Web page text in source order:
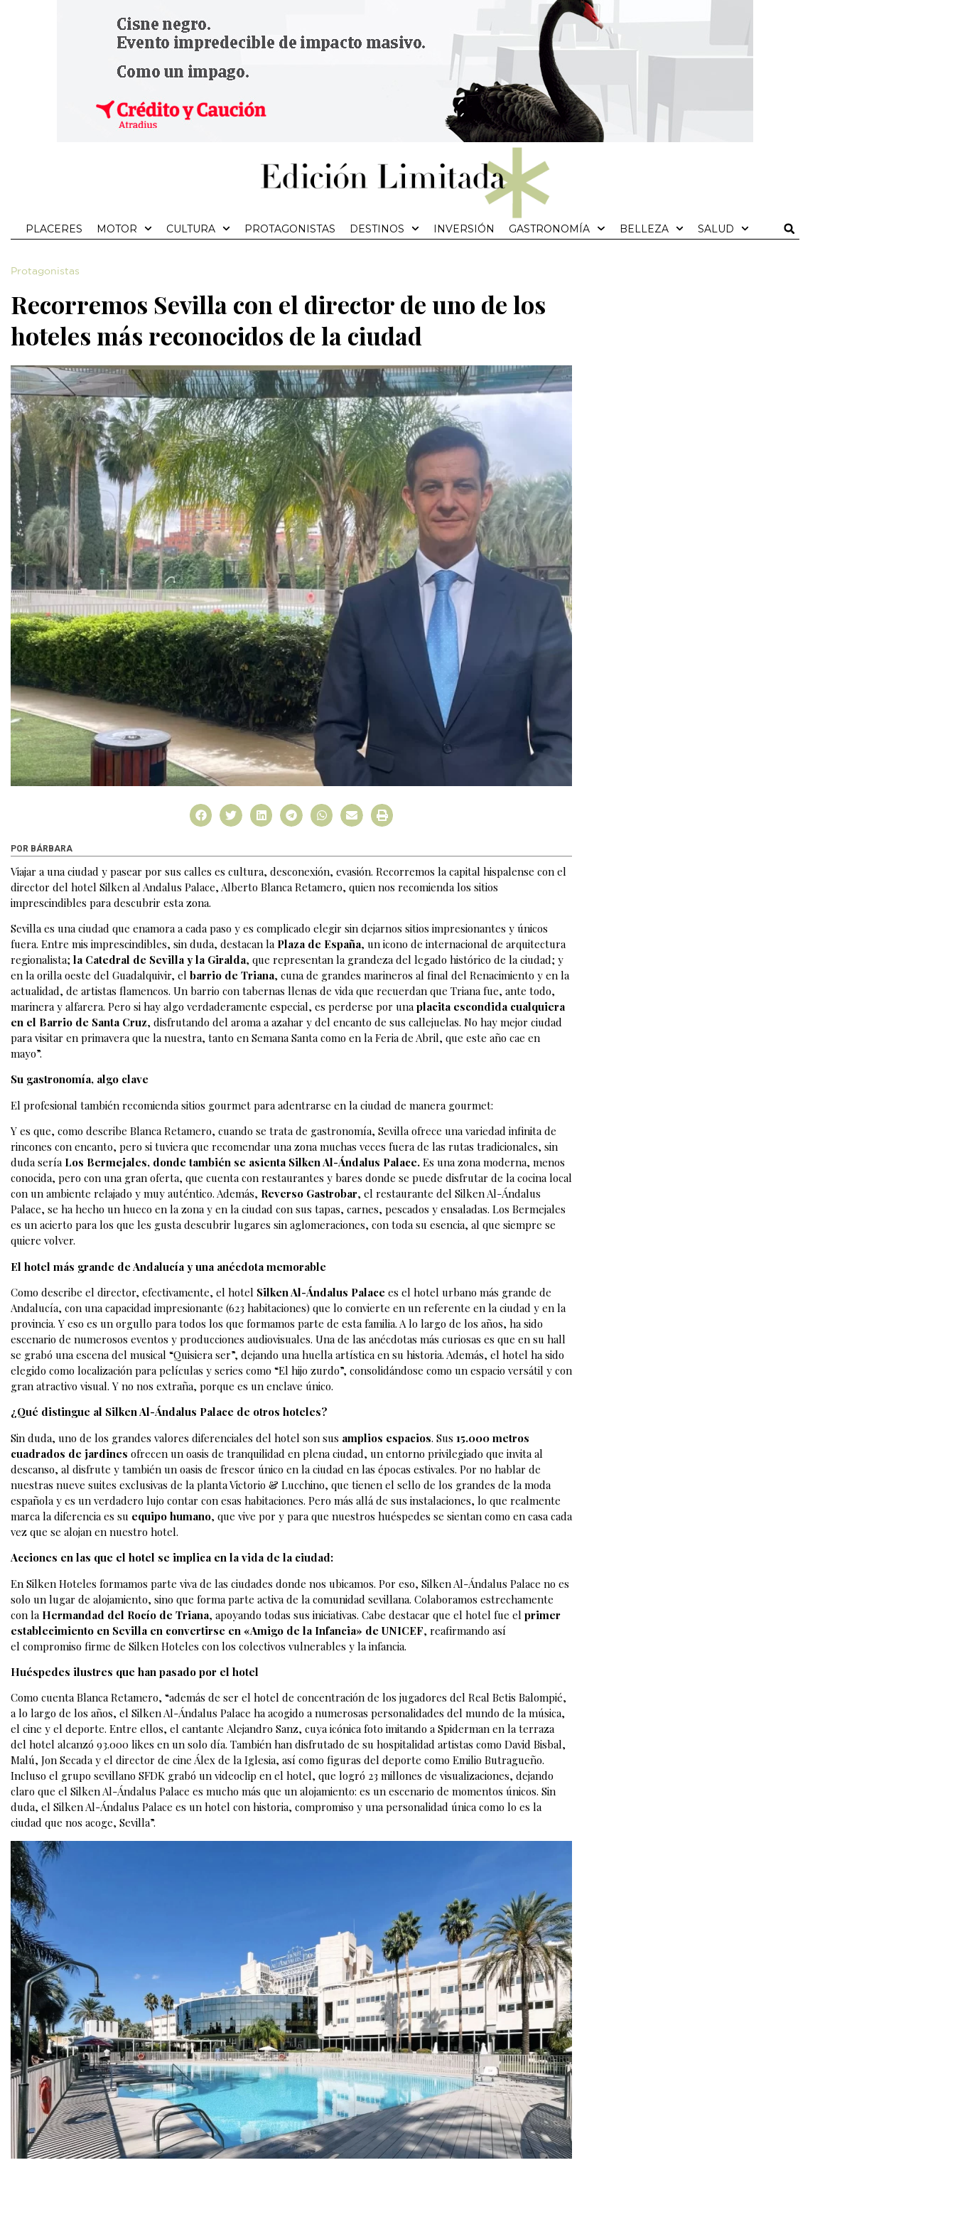
PLACERES MOTOR CULTURA PROTAGONISTAS DESTINOS INVERSIÓN GASTRONOMÍA BELLEZA SALUD
Protagonistas
Recorremos Sevilla con el director de uno de los
hoteles más reconocidos de la ciudad
POR BÁRBARA
Viajar a una ciudad y pasear por sus calles es cultura, desconexión, evasión. Recorremos la capital hispalense con el
director del hotel Silken al Andalus Palace, Alberto Blanca Retamero, quien nos recomienda los sitios
imprescindibles para descubrir esta zona.
Sevilla es una ciudad que enamora a cada paso y es complicado elegir sin dejarnos sitios impresionantes y únicos
fuera. Entre mis imprescindibles, sin duda, destacan la Plaza de España, un icono de internacional de arquitectura
regionalista; la Catedral de Sevilla y la Giralda, que representan la grandeza del legado histórico de la ciudad; y
en la orilla oeste del Guadalquivir, el barrio de Triana, cuna de grandes marineros al final del Renacimiento y en la
actualidad, de artistas flamencos. Un barrio con tabernas llenas de vida que recuerdan que Triana fue, ante todo,
marinera y alfarera. Pero si hay algo verdaderamente especial, es perderse por unaplacita escondida cualquiera
en el Barrio de Santa Cruz, disfrutando del aroma a azahar y del encanto de sus callejuelas. No hay mejor ciudad
para visitar en primavera que la nuestra, tanto en Semana Santa como en la Feria de Abril, que este año cae en
mayo”.
Su gastronomía, algo clave
El profesional también recomienda sitios gourmet para adentrarse en la ciudad de manera gourmet:
Y es que, como describe Blanca Retamero, cuando se trata de gastronomía, Sevilla ofrece una variedad infinita de
rincones con encanto, pero si tuviera que recomendar una zona muchas veces fuera de las rutas tradicionales, sin
duda sería Los Bermejales, donde también se asienta Silken Al-Ándalus Palace. Es una zona moderna, menos
conocida, pero con una gran oferta, que cuenta con restaurantes y bares donde se puede disfrutar de la cocina local
con un ambiente relajado y muy auténtico. Además, Reverso Gastrobar, el restaurante del Silken Al-Ándalus
Palace, se ha hecho un hueco en la zona y en la ciudad con sus tapas, carnes, pescados y ensaladas. Los Bermejales
es un acierto para los que les gusta descubrir lugares sin aglomeraciones, con toda su esencia, al que siempre se
quiere volver.
El hotel más grande de Andalucía y una anécdota memorable
Como describe el director, efectivamente, el hotel Silken Al-Ándalus Palace es el hotel urbano más grande de
Andalucía, con una capacidad impresionante (623 habitaciones) que lo convierte en un referente en la ciudad y en la
provincia. Y eso es un orgullo para todos los que formamos parte de esta familia. A lo largo de los años, ha sido
escenario de numerosos eventos y producciones audiovisuales. Una de las anécdotas más curiosas es que en su hall
se grabó una escena del musical “Quisiera ser”, dejando una huella artística en su historia. Además, el hotel ha sido
elegido como localización para películas y series como “El hijo zurdo”, consolidándose como un espacio versátil y con
gran atractivo visual. Y no nos extraña, porque es un enclave único.
¿Qué distingue al Silken Al-Ándalus Palace de otros hoteles?
Sin duda, uno de los grandes valores diferenciales del hotel son sus amplios espacios. Sus 15.000 metros
cuadrados de jardines ofrecen un oasis de tranquilidad en plena ciudad, un entorno privilegiado que invita al
descanso, al disfrute y también un oasis de frescor único en la ciudad en las épocas estivales. Por no hablar de
nuestras nueve suites exclusivas de la planta Victorio & Lucchino, que tienen el sello de los grandes de la moda
española y es un verdadero lujo contar con esas habitaciones. Pero más allá de sus instalaciones, lo que realmente
marca la diferencia es su equipo humano, que vive por y para que nuestros huéspedes se sientan como en casa cada
vez que se alojan en nuestro hotel.
Acciones en las que el hotel se implica en la vida de la ciudad:
En Silken Hoteles formamos parte viva de las ciudades donde nos ubicamos. Por eso, Silken Al-Ándalus Palace no es
solo un lugar de alojamiento, sino que forma parte activa de la comunidad sevillana. Colaboramos estrechamente
con la Hermandad del Rocío de Triana, apoyando todas sus iniciativas. Cabe destacar que el hotel fue el primer
establecimiento en Sevilla en convertirse en «Amigo de la Infancia» de UNICEF, reafirmando así
el compromiso firme de Silken Hoteles con los colectivos vulnerables y la infancia.
Huéspedes ilustres que han pasado por el hotel
Como cuenta Blanca Retamero, “además de ser el hotel de concentración de los jugadores del Real Betis Balompié,
a lo largo de los años, el Silken Al-Ándalus Palace ha acogido a numerosas personalidades del mundo de la música,
el cine y el deporte. Entre ellos, el cantante Alejandro Sanz, cuya icónica foto imitando a Spiderman en la terraza
del hotel alcanzó 93.000 likes en un solo día. También han disfrutado de su hospitalidad artistas como David Bisbal,
Malú, Jon Secada y el director de cine Álex de la Iglesia, así como figuras del deporte como Emilio Butragueño.
Incluso el grupo sevillano SFDK grabó un videoclip en el hotel, que logró 23 millones de visualizaciones, dejando
claro que el Silken Al-Ándalus Palace es mucho más que un alojamiento: es un escenario de momentos únicos. Sin
duda, el Silken Al-Ándalus Palace es un hotel con historia, compromiso y una personalidad única como lo es la
ciudad que nos acoge, Sevilla”.